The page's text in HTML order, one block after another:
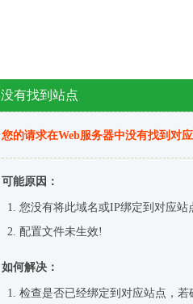
没有找到站点
您的请求在Web服务器中没有找到对
可能原因：
您没有将此域名或IP绑定到对应站
配置文件未生效!
如何解决：
检查是否已经绑定到对应站点，